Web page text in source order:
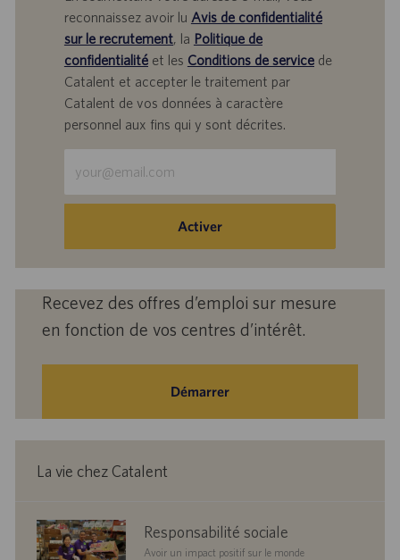
reconnaissez avoir lu Avis de confidentialité
sur le recrutement, la Politique de
confidentialitéet les Conditions de servicede
Catalent et accepter le traitement par
Catalent de vos données à caractère
personnel aux fins qui y sont décrites.
une
adresse
(obligatoire)
Activer
Recevez des offres d’emploi sur mesure
en fonction de vos centres d’intérêt.
Démarrer
La vie chez Catalent
corporate
responsibility
Responsabilité sociale
Avoir un impact positif sur le monde